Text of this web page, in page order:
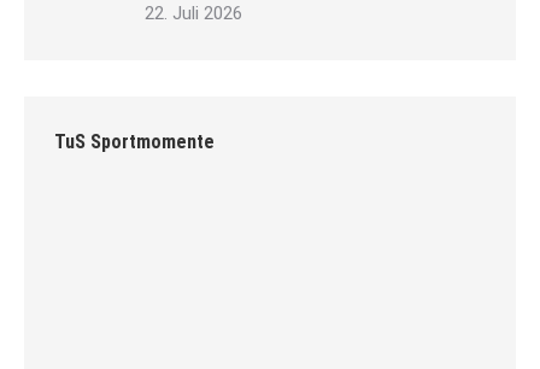
22. Juli 2026
TuS Sportmomente